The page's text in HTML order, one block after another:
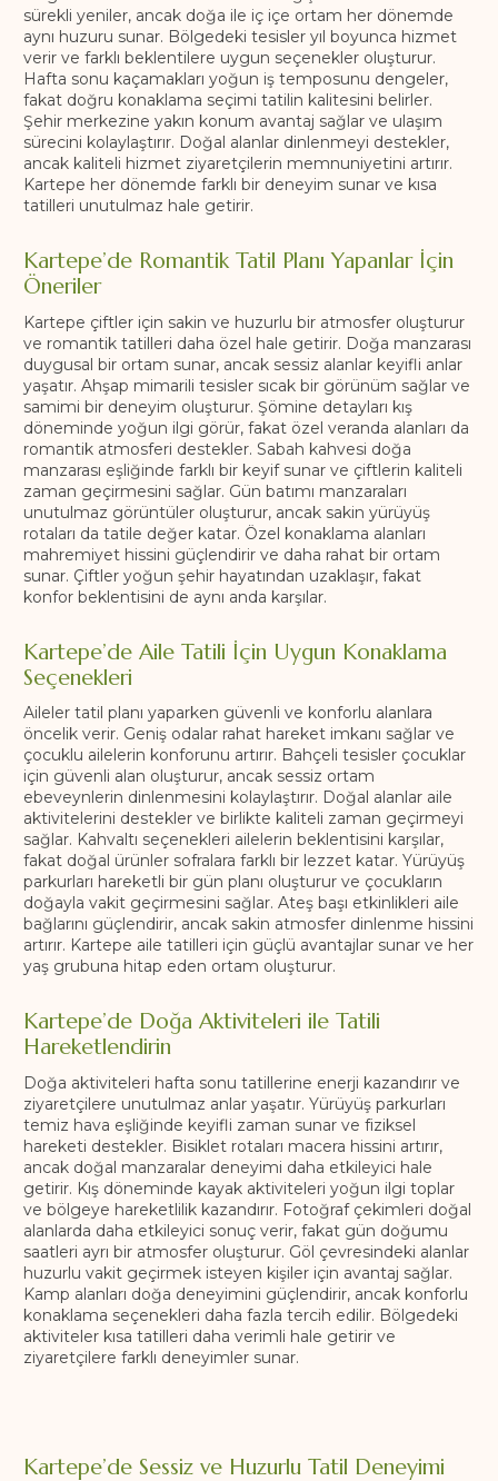
sürekli yeniler, ancak doğa ile iç içe ortam her dönemde
aynı huzuru sunar. Bölgedeki tesisler yıl boyunca hizmet
verir ve farklı beklentilere uygun seçenekler oluşturur.
Hafta sonu kaçamakları yoğun iş temposunu dengeler,
fakat doğru konaklama seçimi tatilin kalitesini belirler.
Şehir merkezine yakın konum avantaj sağlar ve ulaşım
sürecini kolaylaştırır. Doğal alanlar dinlenmeyi destekler,
ancak kaliteli hizmet ziyaretçilerin memnuniyetini artırır.
Kartepe her dönemde farklı bir deneyim sunar ve kısa
tatilleri unutulmaz hale getirir.
Kartepe’de Romantik Tatil Planı Yapanlar İçin
Öneriler
Kartepe çiftler için sakin ve huzurlu bir atmosfer oluşturur
ve romantik tatilleri daha özel hale getirir. Doğa manzarası
duygusal bir ortam sunar, ancak sessiz alanlar keyifli anlar
yaşatır. Ahşap mimarili tesisler sıcak bir görünüm sağlar ve
samimi bir deneyim oluşturur. Şömine detayları kış
döneminde yoğun ilgi görür, fakat özel veranda alanları da
romantik atmosferi destekler. Sabah kahvesi doğa
manzarası eşliğinde farklı bir keyif sunar ve çiftlerin kaliteli
zaman geçirmesini sağlar. Gün batımı manzaraları
unutulmaz görüntüler oluşturur, ancak sakin yürüyüş
rotaları da tatile değer katar. Özel konaklama alanları
mahremiyet hissini güçlendirir ve daha rahat bir ortam
sunar. Çiftler yoğun şehir hayatından uzaklaşır, fakat
konfor beklentisini de aynı anda karşılar.
Kartepe’de Aile Tatili İçin Uygun Konaklama
Seçenekleri
Aileler tatil planı yaparken güvenli ve konforlu alanlara
öncelik verir. Geniş odalar rahat hareket imkanı sağlar ve
çocuklu ailelerin konforunu artırır. Bahçeli tesisler çocuklar
için güvenli alan oluşturur, ancak sessiz ortam
ebeveynlerin dinlenmesini kolaylaştırır. Doğal alanlar aile
aktivitelerini destekler ve birlikte kaliteli zaman geçirmeyi
sağlar. Kahvaltı seçenekleri ailelerin beklentisini karşılar,
fakat doğal ürünler sofralara farklı bir lezzet katar. Yürüyüş
parkurları hareketli bir gün planı oluşturur ve çocukların
doğayla vakit geçirmesini sağlar. Ateş başı etkinlikleri aile
bağlarını güçlendirir, ancak sakin atmosfer dinlenme hissini
artırır. Kartepe aile tatilleri için güçlü avantajlar sunar ve her
yaş grubuna hitap eden ortam oluşturur.
Kartepe’de Doğa Aktiviteleri ile Tatili
Hareketlendirin
Doğa aktiviteleri hafta sonu tatillerine enerji kazandırır ve
ziyaretçilere unutulmaz anlar yaşatır. Yürüyüş parkurları
temiz hava eşliğinde keyifli zaman sunar ve fiziksel
hareketi destekler. Bisiklet rotaları macera hissini artırır,
ancak doğal manzaralar deneyimi daha etkileyici hale
getirir. Kış döneminde kayak aktiviteleri yoğun ilgi toplar
ve bölgeye hareketlilik kazandırır. Fotoğraf çekimleri doğal
alanlarda daha etkileyici sonuç verir, fakat gün doğumu
saatleri ayrı bir atmosfer oluşturur. Göl çevresindeki alanlar
huzurlu vakit geçirmek isteyen kişiler için avantaj sağlar.
Kamp alanları doğa deneyimini güçlendirir, ancak konforlu
konaklama seçenekleri daha fazla tercih edilir. Bölgedeki
aktiviteler kısa tatilleri daha verimli hale getirir ve
ziyaretçilere farklı deneyimler sunar.
Kartepe’de Sessiz ve Huzurlu Tatil Deneyimi